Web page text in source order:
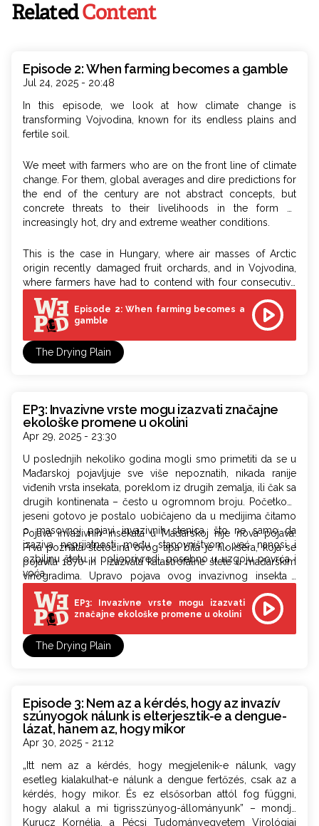
RelatedContent
Episode 2: When farming becomes a gamble
Jul 24, 2025 - 20:48
In this episode, we look at how climate change is
transforming Vojvodina, known for its endless plains and
fertile soil.
We meet with farmers who are on the front line of climate
change. For them, global averages and dire predictions for
the end of the century are not abstract concepts, but
concrete threats to their livelihoods in the form of
increasingly hot, dry and extreme weather conditions.
This is the case in Hungary, where air masses of Arctic
origin recently damaged fruit orchards, and in Vojvodina,
where farmers have had to contend with four consecutive
years of drought and shifting harvest seasons since 2020.
Episode 2: When farming becomes a
gamble
The Drying Plain
EP3: Invazivne vrste mogu izazvati značajne
ekološke promene u okolini
Apr 29, 2025 - 23:30
U poslednjih nekoliko godina mogli smo primetiti da se u
Mađarskoj pojavljuje sve više nepoznatih, nikada ranije
viđenih vrsta insekata, poreklom iz drugih zemalja, ili čak sa
drugih kontinenata – često u ogromnom broju. Početkom
jeseni gotovo je postalo uobičajeno da u medijima čitamo
o masovnoj pojavi invazivnih stenica, što ne samo da
izaziva neprijatnosti među stanovništvom, već nanosi i
ozbiljnu štetu u poljoprivredi, posebno u uzgoju povrća i
voća.
Pojava invazivnih insekata u Mađarskoj nije nova pojava.
Prva poznata štetočina ovog tipa bila je filoksera, koja se
pojavila 1870-ih i izazvala katastrofalne štete u mađarskim
vinogradima. Upravo pojava ovog invazivnog insekta i
potreba za borbom protiv njega doveli su do osnivanja
Mađarskog filoksera društva, iz kog je kasnije proizašao
Institut za zaštitu bilja – prvi naučni institut Mađarske
akademije nauka. Sredinom 20. veka Institut je intenzivno
istraživao životni ciklus još jedne invazivne vrste –
klimatskih promena u Mađarskoj i u Vojvodini, kao i
pitanjima prilagođavanja na promene u životnoj sredini. U
ovoj epizodi uz pomoć četvoro ekologa, istražujemo
kakvu štetu invazivne vrste insekata nanose poljoprivredi,
kakve zdravstvene rizike nose sa sobom, i na koji način se
protiv njih možemo efikasno boriti.
EP3: Invazivne vrste mogu izazvati
značajne ekološke promene u okolini
The Drying Plain
Episode 3: Nem az a kérdés, hogy az invazív
szúnyogok nálunk is elterjesztik-e a dengue-
lázat, hanem az, hogy mikor
Apr 30, 2025 - 21:12
„Itt nem az a kérdés, hogy megjelenik-e nálunk, vagy
esetleg kialakulhat-e nálunk a dengue fertőzés, csak az a
kérdés, hogy mikor. És ez elsősorban attól fog függni,
hogy alakul a mi tigrisszúnyog-állományunk” – mondja
Kurucz Kornélia, a Pécsi Tudományegyetem Virológiai